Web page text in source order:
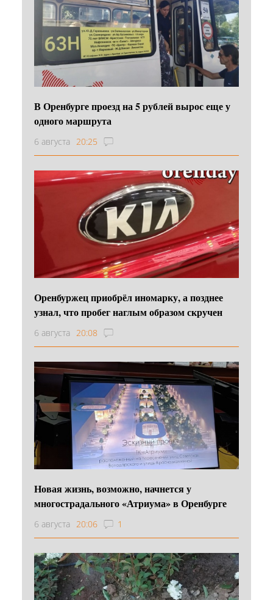
В Оренбурге проезд на 5 рублей вырос еще у
одного маршрута
6 августа 20:25
Оренбуржец приобрёл иномарку, а позднее
узнал, что пробег наглым образом скручен
6 августа 20:08
Новая жизнь, возможно, начнется у
многострадального «Атриума» в Оренбурге
6 августа 20:06 1